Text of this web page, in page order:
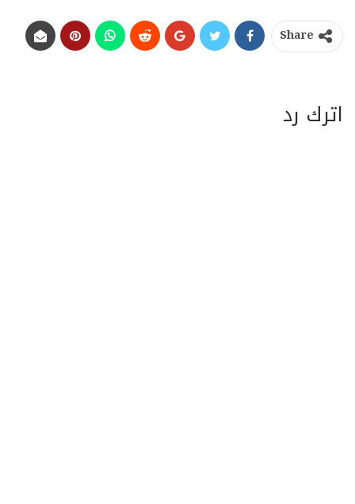
Share
اترك رد